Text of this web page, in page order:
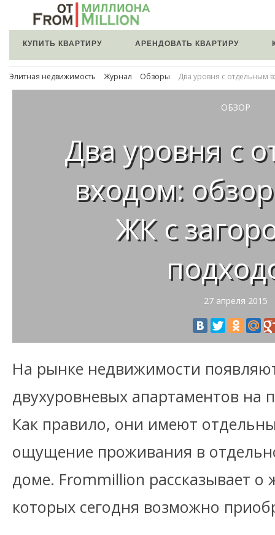
КУПИТЬ КВАРТИРУ АРЕНДОВАТЬ КВАРТИРУ
Элитная недвижимость Журнал Обзоры Два уровня с отдельным
ОБЗОР
Два уровня с
входом:
ЖК с
27 апреля 2015
На рынке недвижимости
двухуровневых апартаментов на
Как правило, они имеют
ощущение проживания в
доме. Frommillion рассказывает о
которых сегодня возможно